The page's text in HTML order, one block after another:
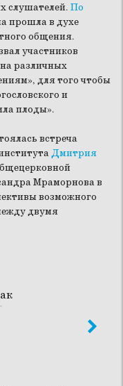
слушателей. По
прошла в духе
общения.
участников
различных
для того чтобы
и
плоды».
встреча
Дмитрия
Мраморновав
возможного
двумя